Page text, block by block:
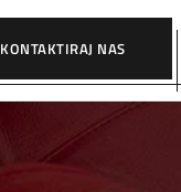
KONTAKTIRAJ NAS